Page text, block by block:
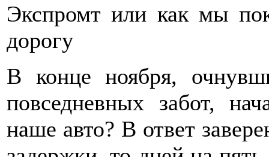
Экспромт или как мы
дорогу
В конце ноября,
повседневных забот,
наше авто? В ответ